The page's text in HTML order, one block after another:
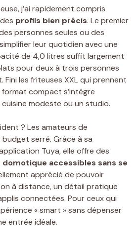
j’ai rapidement compris
profils bien précis. Le premier
personnes seules ou des
leur quotidien avec une
de 4,0 litres suffit largement
pour deux à trois personnes
Fini les friteuses XXL qui prennent
compact s’intègre
modeste ou un studio.
? Les amateurs de
serré. Grâce à sa
Tuya, elle offre des
accessibles sans se
apprécié de pouvoir
à distance, un détail pratique
connectées. Pour ceux qui
« smart » sans dépenser
entrée idéale.